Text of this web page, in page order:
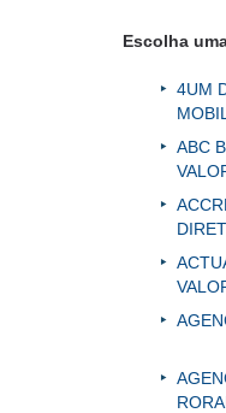
Escolha
4UM
ABC